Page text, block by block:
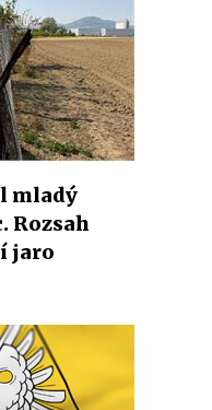
mladý
Rozsah
jaro